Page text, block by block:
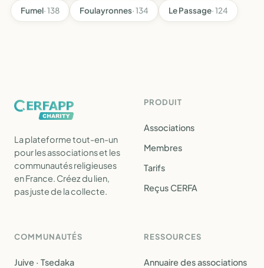
Fumel· 138 Foulayronnes· 134 Le Passage· 124
La plateforme tout-en-un
pour les associations et les
communautés religieuses
en France. Créez du lien,
pas juste de la collecte.
PRODUIT
Associations
Membres
Tarifs
Reçus CERFA
COMMUNAUTÉS
Juive · Tsedaka
RESSOURCES
Annuaire des associations